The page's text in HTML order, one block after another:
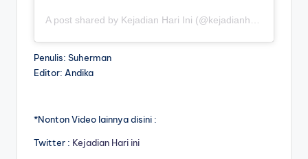
Penulis: Suherman
Editor: Andika
*Nonton Video lainnya disini :
Twitter : Kejadian Hari ini